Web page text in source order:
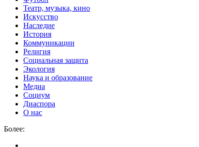
Театр, музыка, кино
Искусство
Наследие
История
Коммуникации
Религия
Социальная защита
Экология
Наука и образование
Медиа
Социум
Диаспора
О нас
Более: